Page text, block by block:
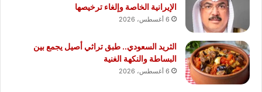
الإيرانية الخاصة وإلغاء ترخيصها
6 أغسطس، 2026
الثريد السعودي.. طبق تراثي أصيل يجمع بين
البساطة والنكهة الغنية
6 أغسطس، 2026